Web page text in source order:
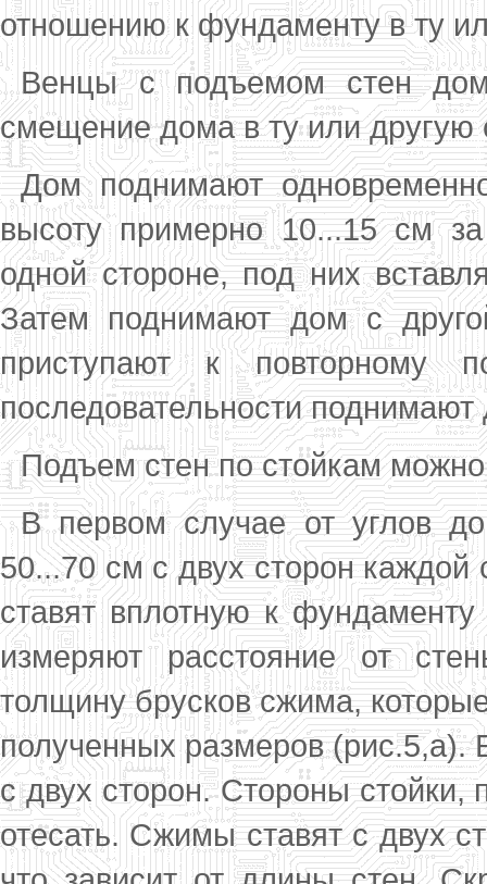
отно­шению к фундаменту в ту
Венцы с подъемом стен
смещение до­ма в ту или другую
Дом поднимают
высоту при­мерно 10...15 см
одной стороне, под них
Затем поднимают дом с
приступают к повторному
последовательности
Подъем стен по стойкам
В первом случае от углов
50...70 см с двух сторон
ставят вплотную к
измеряют расстояние от
толщину брусков сжима,
полученных размеров (рис.5,а).
с двух сторон. Сторо­ны
отесать. Сжимы ставят с двух